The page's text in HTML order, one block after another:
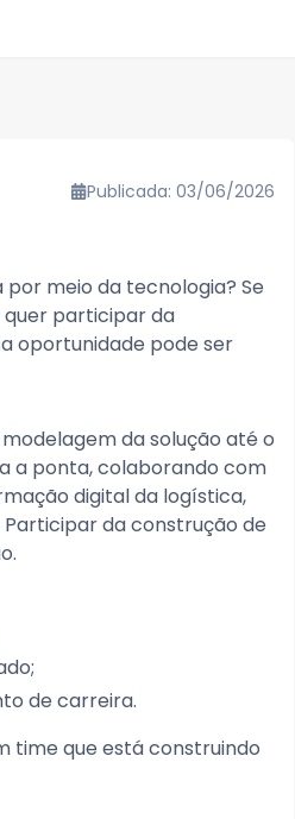
Publicada: 03/06/2026
meio da tecnologia? Se
quer participar da
oportunidade pode ser
da solução até o
a ponta, colaborando com
digital da logística,
Participar da construção de
de carreira.
time que está construindo